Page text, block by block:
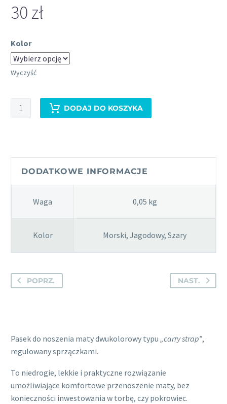
30 zł
Kolor
Wyczyść
ilość
Pasek
maty
dwukolorowy
DODAJ DO KOSZYKA
DODATKOWE INFORMACJE
Waga 0,05 kg
Kolor Morski, Jagodowy, Szary
POPRZ. NAST.
Pasek do noszenia maty dwukolorowy typu „carry strap”,
regulowany sprzączkami.
To niedrogie, lekkie i praktyczne rozwiązanie
umożliwiające komfortowe przenoszenie maty, bez
konieczności inwestowania w torbę, czy pokrowiec.